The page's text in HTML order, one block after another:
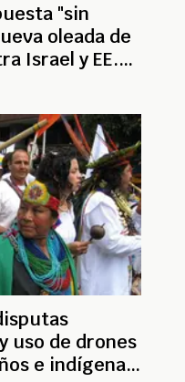
"sin
oleada de
Israel y EE.
uso de drones
e indígenas